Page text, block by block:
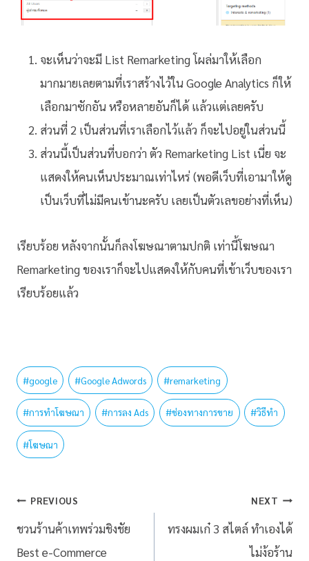
จะเห็นว่าจะมี List Remarketing โผล่มาให้เลือก
มากมายเลยตามที่เราสร้างไว้ใน Google Analytics ก็ให้
เลือกมาซักอัน หรือหลายอันก็ได้ แล้วแต่เลยครับ
ส่วนที่ 2 เป็นส่วนที่เราเลือกไว้แล้ว ก็จะไปอยู่ในส่วนนี้
ส่วนนี้เป็นส่วนที่บอกว่า ตัว Remarketing List เนี่ย จะ
แสดงให้คนเห็นประมาณเท่าไหร่ (พอดีเว็บที่เอามาให้ดู
เป็นเว็บที่ไม่มีคนเข้านะครับ เลยเป็นตัวเลขอย่างที่เห็น)
เรียบร้อย หลังจากนั้นก็ลงโฆษณาตามปกติ เท่านี้โฆษณา
Remarketing ของเราก็จะไปแสดงให้กับคนที่เข้าเว็บของเรา
เรียบร้อยแล้ว
#google #Google Adwords #remarketing
#การทำโฆษณา #การลง Ads #ช่องทางการขาย #วิธีทำ
#โฆษณา
PREVIOUS
ชวนร้านค้าเทพร่วมชิงชัย
Best e-Commerce
NEXT
ทรงผมเก๋ 3 สไตล์ ทำเองได้
ไม่ง้อร้าน